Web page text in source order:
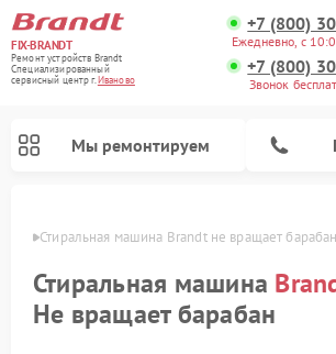
FIX-BRANDT
Ремонт устройств Brandt
Специализированный
cервисный центр г.Иваново
+7 (800)
Ежедневно, с
+7 (800)
Звонок
Мы ремонтируем
Стиральная машина Brandt не вращает барабан
Стиральная машина
Не вращает барабан